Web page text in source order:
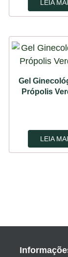
LEIA
Gel
Própolis
LEIA